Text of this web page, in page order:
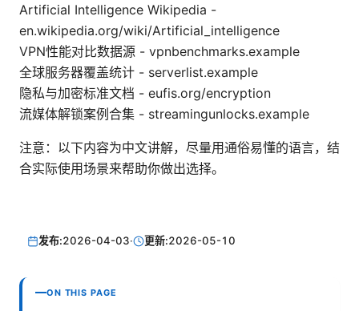
Artificial Intelligence Wikipedia -
en.wikipedia.org/wiki/Artificial_intelligence
VPN性能对比数据源 - vpnbenchmarks.example
全球服务器覆盖统计 - serverlist.example
隐私与加密标准文档 - eufis.org/encryption
流媒体解锁案例合集 - streamingunlocks.example
注意：以下内容为中文讲解，尽量用通俗易懂的语言，结
合实际使用场景来帮助你做出选择。
发布:2026-04-03· 更新:2026-05-10
ON THIS PAGE